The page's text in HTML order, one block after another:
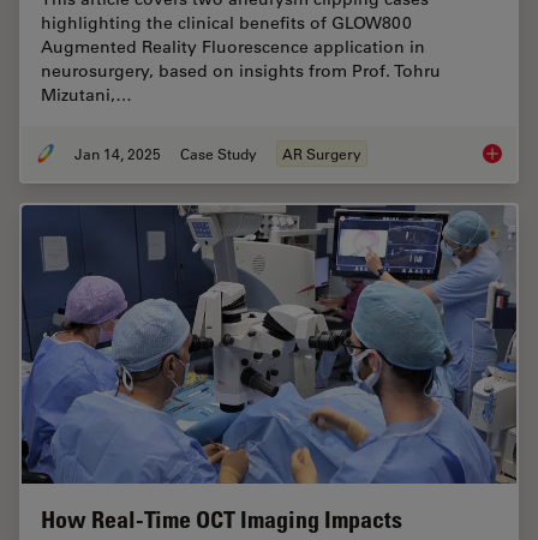
highlighting the clinical benefits of GLOW800
Augmented Reality Fluorescence application in
neurosurgery, based on insights from Prof. Tohru
Mizutani,…
Jan 14, 2025 Case Study AR Surgery
How Real-Time OCT Imaging Impacts